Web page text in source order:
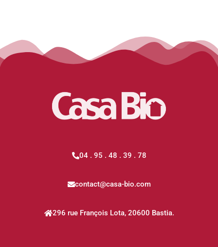
04 . 95 . 48 . 39 . 78
contact@casa-bio.com
296 rue François Lota, 20600 Bastia.